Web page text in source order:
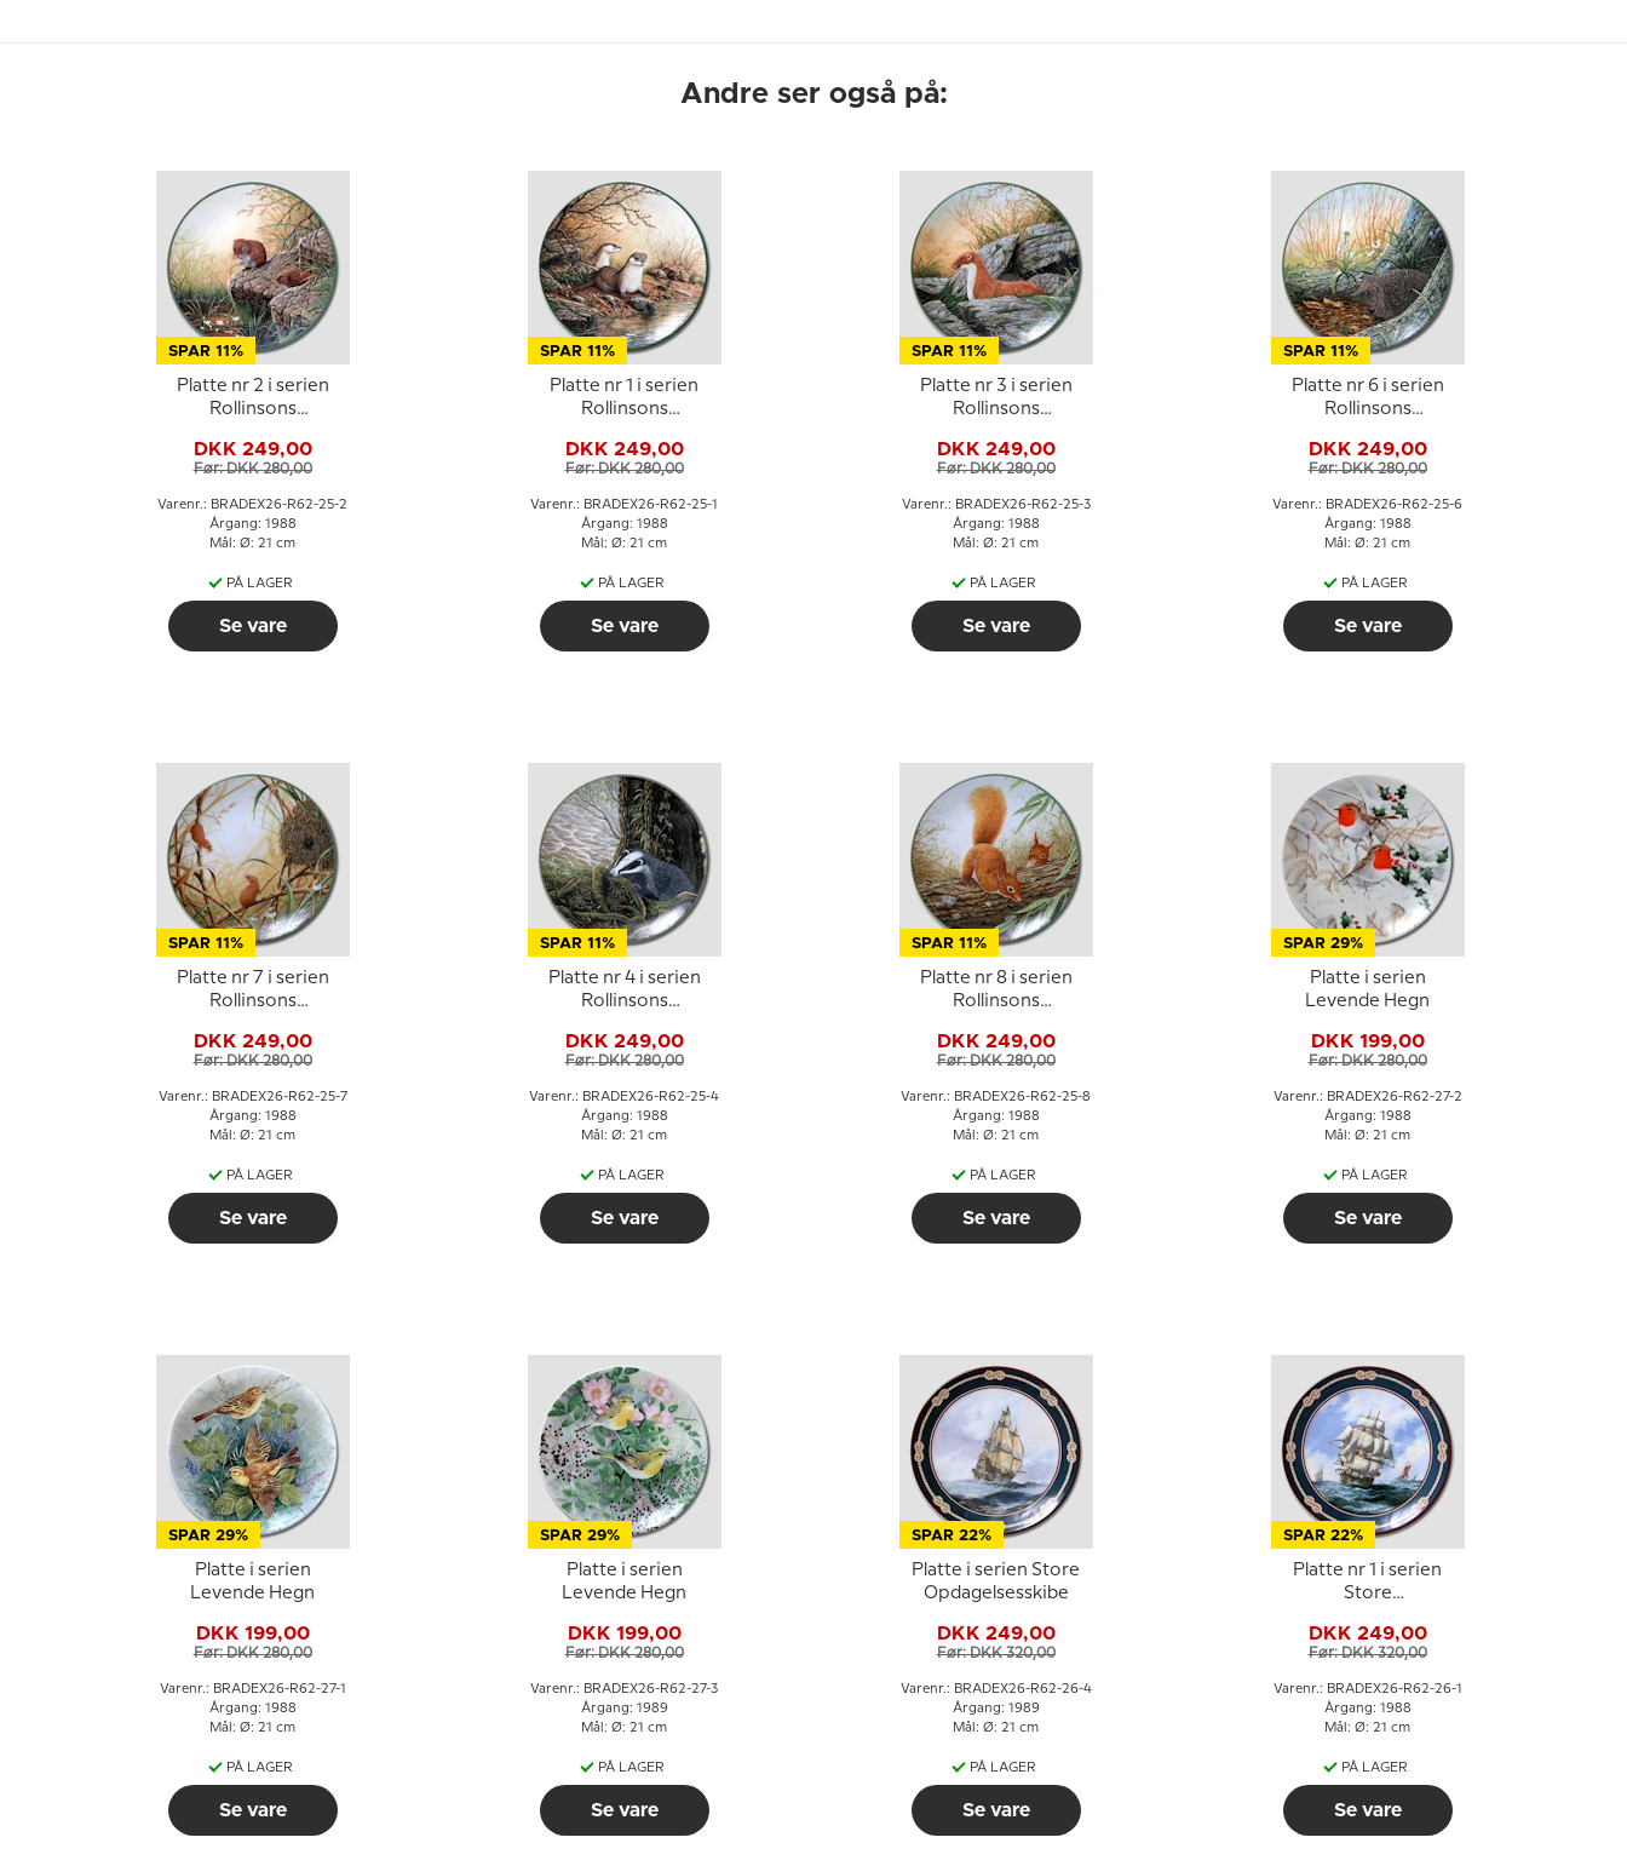
Andre ser også på:
SPAR 11%
Platte nr 2 i serien
Rollinsons
DKK 249,00
Før: DKK 280,00
Varenr.: BRADEX26-R62-25-2
Årgang: 1988
Mål: Ø: 21 cm
PÅ LAGER
Se vare
SPAR 11%
Platte nr 1 i serien
Rollinsons
DKK 249,00
Før: DKK 280,00
Varenr.: BRADEX26-R62-25-1
Årgang: 1988
Mål: Ø: 21 cm
PÅ LAGER
Se vare
SPAR 11%
Platte nr 3 i serien
Rollinsons
DKK 249,00
Før: DKK 280,00
Varenr.: BRADEX26-R62-25-3
Årgang: 1988
Mål: Ø: 21 cm
PÅ LAGER
Se vare
SPAR 11%
Platte nr 6 i serien
Rollinsons
DKK 249,00
Før: DKK 280,00
Varenr.: BRADEX26-R62-25-6
Årgang: 1988
Mål: Ø: 21 cm
PÅ LAGER
Se vare
SPAR 11%
Platte nr 7 i serien
Rollinsons
DKK 249,00
Før: DKK 280,00
Varenr.: BRADEX26-R62-25-7
Årgang: 1988
Mål: Ø: 21 cm
PÅ LAGER
Se vare
SPAR 11%
Platte nr 4 i serien
Rollinsons
DKK 249,00
Før: DKK 280,00
Varenr.: BRADEX26-R62-25-4
Årgang: 1988
Mål: Ø: 21 cm
PÅ LAGER
Se vare
SPAR 11%
Platte nr 8 i serien
Rollinsons
DKK 249,00
Før: DKK 280,00
Varenr.: BRADEX26-R62-25-8
Årgang: 1988
Mål: Ø: 21 cm
PÅ LAGER
Se vare
SPAR 29%
Platte i serien
Levende Hegn
DKK 199,00
Før: DKK 280,00
Varenr.: BRADEX26-R62-27-2
Årgang: 1988
Mål: Ø: 21 cm
PÅ LAGER
Se vare
SPAR 29%
Platte i serien
Levende Hegn
DKK 199,00
Før: DKK 280,00
Varenr.: BRADEX26-R62-27-1
Årgang: 1988
Mål: Ø: 21 cm
PÅ LAGER
Se vare
SPAR 29%
Platte i serien
Levende Hegn
DKK 199,00
Før: DKK 280,00
Varenr.: BRADEX26-R62-27-3
Årgang: 1989
Mål: Ø: 21 cm
PÅ LAGER
Se vare
SPAR 22%
Platte i serien Store
Opdagelsesskibe
DKK 249,00
Før: DKK 320,00
Varenr.: BRADEX26-R62-26-4
Årgang: 1989
Mål: Ø: 21 cm
PÅ LAGER
Se vare
SPAR 22%
Platte nr 1 i serien
Store
DKK 249,00
Før: DKK 320,00
Varenr.: BRADEX26-R62-26-1
Årgang: 1988
Mål: Ø: 21 cm
PÅ LAGER
Se vare